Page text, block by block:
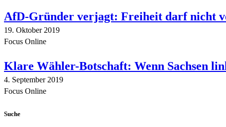
AfD-Gründer verjagt: Freiheit darf nicht
19. Oktober 2019
Focus Online
Klare Wähler-Botschaft: Wenn Sachsen
4. September 2019
Focus Online
Suche